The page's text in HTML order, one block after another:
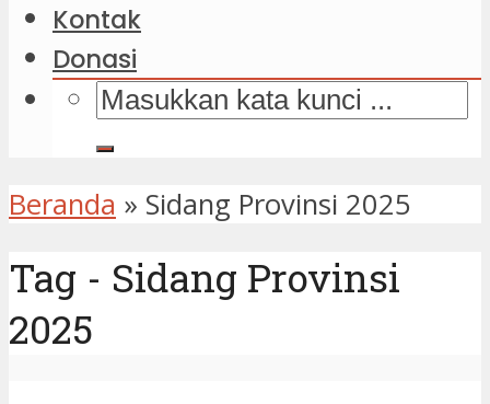
Kontak
Donasi
Beranda » Sidang Provinsi 2025
Tag - Sidang Provinsi
2025